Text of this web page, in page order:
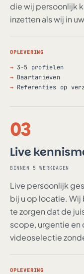
die wij persoonlijk
inzetten als wij in
OPLEVERING
3-5 profielen
Daartarieven
Referenties op
03
Live
BINNEN 5 WERKDAGEN
Live persoonlijk
bij u op locatie.
te zorgen dat de
scope, urgentie en
videoselectie
OPLEVERING